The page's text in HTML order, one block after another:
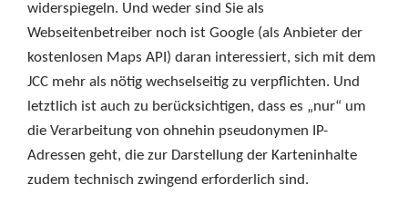
widerspiegeln. Und weder sind Sie als
Webseitenbetreiber noch ist Google (als Anbieter der
kostenlosen Maps API) daran interessiert, sich mit dem
JCC mehr als nötig wechselseitig zu verpflichten. Und
letztlich ist auch zu berücksichtigen, dass es „nur“ um
die Verarbeitung von ohnehin pseudonymen IP-
Adressen geht, die zur Darstellung der Karteninhalte
zudem technisch zwingend erforderlich sind.